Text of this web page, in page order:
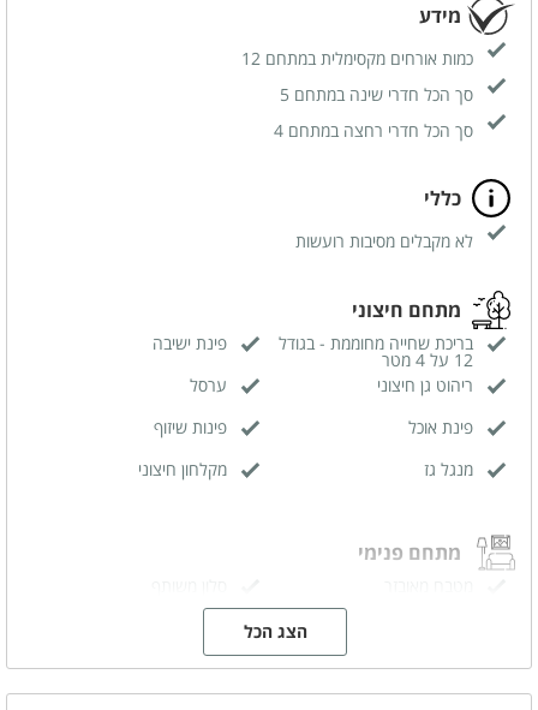
מידע
כמות אורחים מקסימלית במתחם 12
סך הכל חדרי שינה במתחם 5
סך הכל חדרי רחצה במתחם 4
כללי
לא מקבלים מסיבות רועשות
מתחם חיצוני
בריכת שחייה מחוממת - בגודל
12 על 4 מטר
פינת ישיבה
ריהוט גן חיצוני
ערסל
פינת אוכל
פינות שיזוף
מנגל גז
מקלחון חיצוני
מתחם פנימי
כבלים - HOT
אינטרנט אלחוטי (WIFI)
הצג הכל